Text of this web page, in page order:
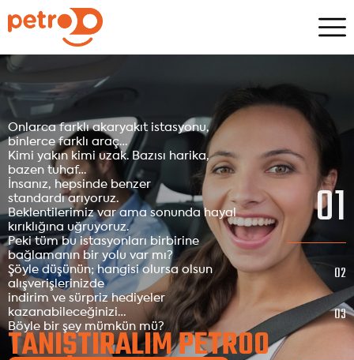
01
02
03
Onlarca farklı akaryakıt istasyonu,
binlerce farklı araç…
Kimi yakın kimi uzak. Bazısı harika,
bazen tuhaf…
İnsanız, hepsinde benzer
standardı arıyoruz.
Beklentilerimiz var ama sonunda hayal
kırıklığına uğruyoruz.
Peki tüm bu istasyonları birbirine
bağlamanın bir yolu var mı?
Şöyle düşünün; hangisi olursa olsun
alışverişlerinizde
indirim ve sürpriz hediyeler
kazanabileceğinizi…
Böyle bir şey mümkün mü?
TANIŞTIRALIM PETROO